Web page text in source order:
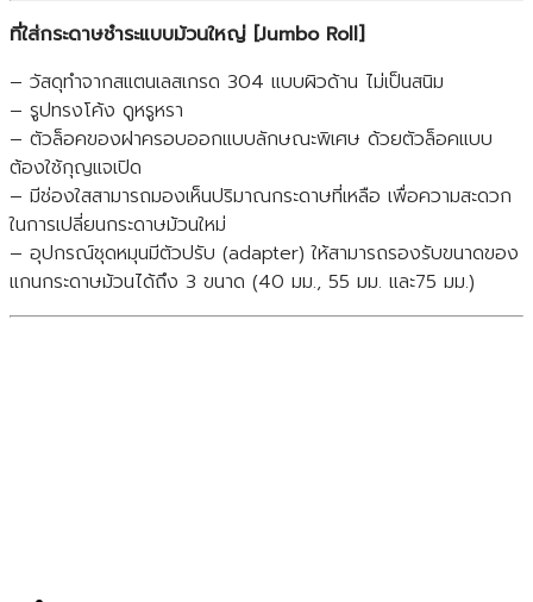
ที่ใส่กระดาษชำระแบบม้วนใหญ่ [Jumbo Roll]
– วัสดุทำจากสแตนเลสเกรด 304 แบบผิวด้าน ไม่เป็นสนิม
– รูปทรงโค้ง ดูหรูหรา
– ตัวล็อคของฝาครอบออกแบบลักษณะพิเศษ ด้วยตัวล็อคแบบ
ต้องใช้กุญแจเปิด
– มีช่องใสสามารถมองเห็นปริมาณกระดาษที่เหลือ เพื่อความสะดวก
ในการเปลี่ยนกระดาษม้วนใหม่
– อุปกรณ์ชุดหมุนมีตัวปรับ (adapter) ให้สามารถรองรับขนาดของ
แกนกระดาษม้วนได้ถึง 3 ขนาด (40 มม., 55 มม. และ75 มม.)